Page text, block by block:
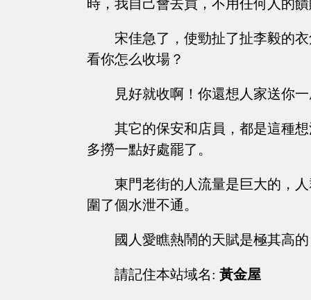
時，我自己會去買，不用任何人的
宋佳急了，使勁扯了扯李毅的
看你怎么收場？
見好就收啊！你還想人家送你
其它的保安和店員，都是這種
多撈一點好處罷了。
東門老街的人流量是巨大的，
圍了個水泄不通。
國人愛瞧熱鬧的天賦是極其高
請記住本站域名: 黃金屋